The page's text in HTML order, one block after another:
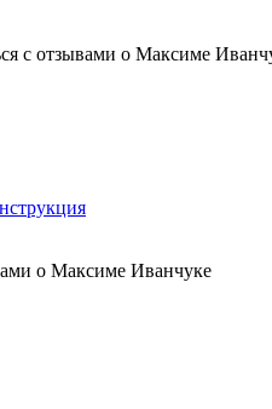
с отзывами о Максиме
о Максиме Иванчуке